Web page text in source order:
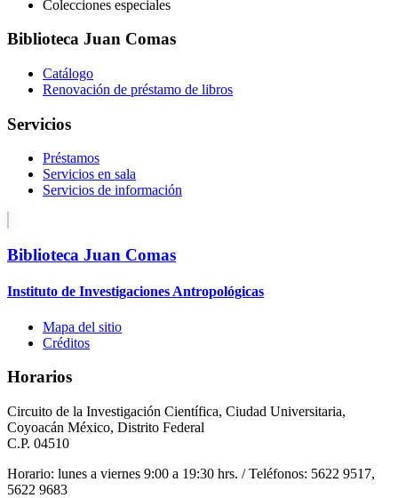
Colecciones especiales
Biblioteca Juan Comas
Catálogo
Renovación de préstamo de libros
Servicios
Préstamos
Servicios en sala
Servicios de información
Biblioteca Juan Comas
Instituto de Investigaciones Antropológicas
Mapa del sitio
Créditos
Horarios
Circuito de la Investigación Científica, Ciudad Universitaria,
Coyoacán México, Distrito Federal
C.P. 04510
Horario: lunes a viernes 9:00 a 19:30 hrs. / Teléfonos: 5622 9517,
5622 9683